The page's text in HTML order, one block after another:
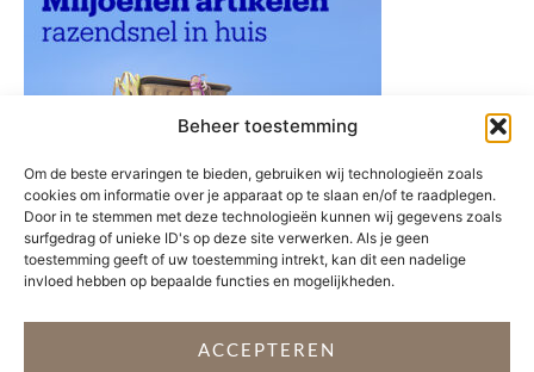
Beheer toestemming
Om de beste ervaringen te bieden, gebruiken wij technologieën zoals
cookies om informatie over je apparaat op te slaan en/of te raadplegen.
Door in te stemmen met deze technologieën kunnen wij gegevens zoals
surfgedrag of unieke ID's op deze site verwerken. Als je geen
toestemming geeft of uw toestemming intrekt, kan dit een nadelige
invloed hebben op bepaalde functies en mogelijkheden.
ACCEPTEREN